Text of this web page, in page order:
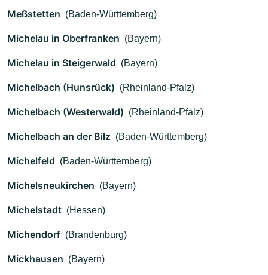
Meßstetten (Baden-Württemberg)
Michelau in Oberfranken (Bayern)
Michelau in Steigerwald (Bayern)
Michelbach (Hunsrück) (Rheinland-Pfalz)
Michelbach (Westerwald) (Rheinland-Pfalz)
Michelbach an der Bilz (Baden-Württemberg)
Michelfeld (Baden-Württemberg)
Michelsneukirchen (Bayern)
Michelstadt (Hessen)
Michendorf (Brandenburg)
Mickhausen (Bayern)